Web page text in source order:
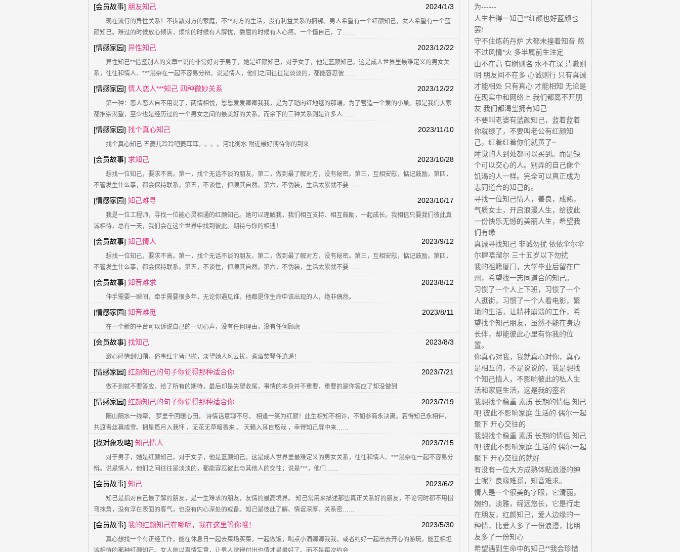
2024/1/3
[会员故事] 朋友知己
现在流行的异性关系！不拆散对方的家庭，不**对方的生活，没有利益关系的捆绑。男人希望有一个红颜知己，女人希望有一个蓝
颜知己。难过的时候放心倾诉，烦恼的时候有人解忧，委屈的时候有人心疼。一个懂自己，了……
2023/12/22
[情感家园] 异性知己
异性知己**借鉴别人的文章**说的非常好对于男子，她是红颜知己，对于女子，他是蓝颜知己。这是成人世界里最难定义的男女关
系，往往和情人、***混杂在一起不容易分辩。说是情人，他们之间往往是淡淡的，都能容忍彼……
2023/12/22
[情感家园] 情人恋人***知己 四种微妙关系
第一种：恋人恋人自不用说了，两情相悦，恩恩爱爱卿卿我我，是为了踏向红地毯的那端，为了营造一个爱的小巢。那是我们大家
都推崇渴望，至少也是经历过的一个男女之间的最美好的关系。而余下的三种关系则是许多人……
2023/11/10
[情感家园] 找个真心知己
找个真心知己 五菱儿玲玲吧菱耳耳。。。。河北衡水 附近最好期待你的到来
2023/10/28
[会员故事] 求知己
想找一位知己，要求不高。第一，找个无话不谈的朋友。第二，做到最了解对方，没有秘密。第三，互相安慰，惦记鼓励。第四，
不管发生什么事，都会保持联系。第五，不谈性，但顺其自然。第六，不伪装，生活太累就不要……
2023/10/17
[情感家园] 知己难寻
我是一位工程师，寻找一位能心灵相通的红颜知己。她可以理解我，我们相互支持、相互鼓励，一起成长。我相信只要我们彼此真
诚相待，总有一天，我们会在这个世界中找到彼此。期待与你的相遇！
2023/9/12
[会员故事] 知己情人
想找一位知己，要求不高。第一，找个无话不谈的朋友。第二，做到最了解对方，没有秘密。第三，互相安慰，惦记鼓励。第四，
不管发生什么事，都会保持联系。第五，不谈性，但顺其自然。第六，不伪装，生活太累就不要……
2023/8/12
[会员故事] 知音难求
伸手需要一瞬间，牵手需要很多年，无论你遇见谁，他都是你生命中该出现的人，绝非偶然。
2023/8/11
[情感家园] 知音难觅
在一个新的平台可以诉说自己的一切心声，没有任何理由，没有任何顾虑
2023/8/3
[会员故事] 找知己
潋心碎情剑归鞘，俗事红尘皆已抛，淡望她人风云扰，煮酒焚琴任逍遥！
2023/7/21
[情感家园] 红颜知己的句子你觉得那种适合你
做不到就不要答应，给了所有的期待，最后却是失望收尾，事情的本身并不重要，重要的是你答应了却没做到
2023/7/19
[情感家园] 红颜知己的句子你觉得那种适合你
隔山隔水一线牵， 梦里千回暖心田， 诗情话意聊不尽， 相逢一笑为红颜！此生相知不相许，不如参商永决离。若得知己永相伴，
共渡青丝暮成雪。拥星揽月入我怀 ，无花无草暗香来 。 天籁入耳自悠哉 ，幸得知己屏中来……
2023/7/15
[找对象攻略] 知己情人
对于男子，她是红颜知己，对于女子，他是蓝颜知己。这是成人世界里最难定义的男女关系，往往和情人、***混杂在一起不容易分
辩。说是情人，他们之间往往是淡淡的，都能容忍彼此与其他人的交往；说是***，他们……
2023/6/2
[会员故事] 知己
知己是指对自己最了解的朋友，是一生难求的朋友，友情的最高境界。 知己常用来描述那些真正关系好的朋友，不论何时都不用拐
弯抹角，没有浮在表面的客气，也没有内心深处的戒备。知己是彼此了解、情谊深厚、关系密……
2023/5/30
[会员故事] 我的红颜知己在哪呢，我在这里等你哦！
真心想找一个有正经工作，能在休息日一起去菜场买菜，一起做饭，喝点小酒卿卿我我，或者约好一起出去开心的游玩，能互相坦
诚相待的那种红颜知己。女人施以真情实意，让男人觉得付出也值才是最好了。而不是每次约会……
为------
人生若得一知己**红颜也好蓝颜也
罢!
守不住炼药丹炉 大都未撞着知音 熬
不过风情*火 多半属前生注定
山不在高 有树则名 水不在深 清澈则
明 朋友间不在多 心诚则行 只有真诚
才能相处 只有真心 才能相知 无论是
在现实中和网络上 我们都离不开朋
友 我们都渴望拥有知己
不要叫老婆有蓝颜知己，蓝着蓝着
你就绿了，不要叫老公有红颜知
己，红着红着你们就黄了~
睡觉的人到处都可以买到。而是缺
个可以交心的人。别弄的自己像个
饥渴的人一样。完全可以真正成为
志同道合的知己的。
寻找一位知己情人，善良，成熟，
气质女士，开启浪漫人生，给彼此
一份快乐无憾的美丽人生，希望我
们有缘
真诚寻找知己 非诚勿扰 依依伞尔伞
尔肆唔溜尔 三十五岁以下勿扰
我的祖籍厦门，大学毕业后留在广
州，希望找一志同道合的知己。
习惯了一个人上下班，习惯了一个
人逛街，习惯了一个人看电影，繁
琐的生活，让精神崩溃的工作，希
望找个知己朋友，虽然不能在身边
长伴，却能彼此心里有你我的位
置。
你真心对我，我就真心对你，真心
是相互的，不是说说的，我是想找
个知己情人，不影响彼此的私人生
活和家庭生活，这是我的签名
我想找个稳重 素质 长期的情侣 知己
吧 彼此不影响家庭 生活的 偶尔一起
聚下 开心交往的
我想找个稳重 素质 长期的情侣 知己
吧 彼此不影响家庭 生活的 偶尔一起
聚下 开心交往的就好
有没有一位大方成熟体贴浪漫的绅
士呢？良缘难觅，知音难求。
情人是一个很美的字眼，它清丽，
婉约，淡雅，绵远悠长，它是行走
在朋友，红颜知己，爱人边缘的一
种情，比爱人多了一份浪漫，比朋
友多了一份知心
希望遇到生命中的知己**我会珍惜